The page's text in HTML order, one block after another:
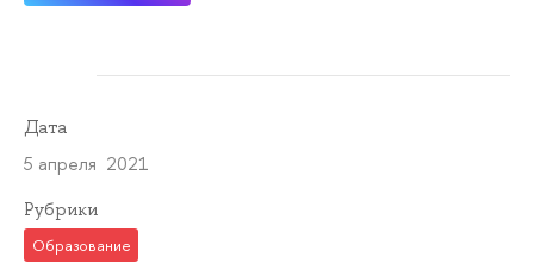
Дата
5 апреля 2021
Рубрики
Образование